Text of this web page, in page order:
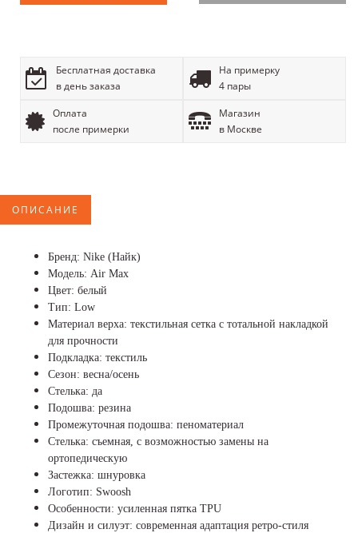
Бесплатная доставка
в день заказа
На примерку
4 пары
Оплата
после примерки
Магазин
в Москве
ОПИСАНИЕ
Бренд: Nike (Найк)
Модель: Air Max
Цвет: белый
Тип: Low
Материал верха: текстильная сетка с тотальной накладкой
для прочности
Подкладка: текстиль
Сезон: весна/осень
Стелька: да
Подошва: резина
Промежуточная подошва: пеноматериал
Стелька: съемная, с возможностью замены на
ортопедическую
Застежка: шнуровка
Логотип: Swoosh
Особенности: усиленная пятка TPU
Дизайн и силуэт: современная адаптация ретро-стиля